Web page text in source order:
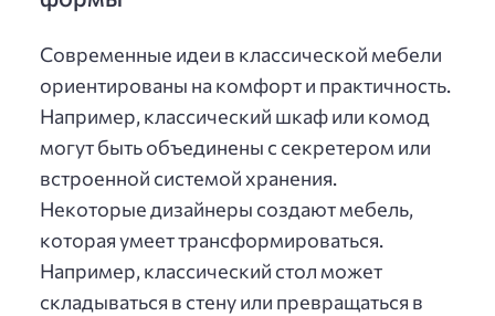
Современные идеи в классической мебели
ориентированы на комфорт и практичность.
Например, классический шкаф или комод
могут быть объединены с секретером или
встроенной системой хранения.
Некоторые дизайнеры создают мебель,
которая умеет трансформироваться.
Например, классический стол может
складываться в стену или превращаться в